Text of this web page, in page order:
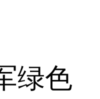
绿色